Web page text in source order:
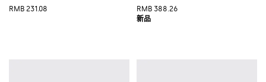
RMB 231.08 RMB 388.26